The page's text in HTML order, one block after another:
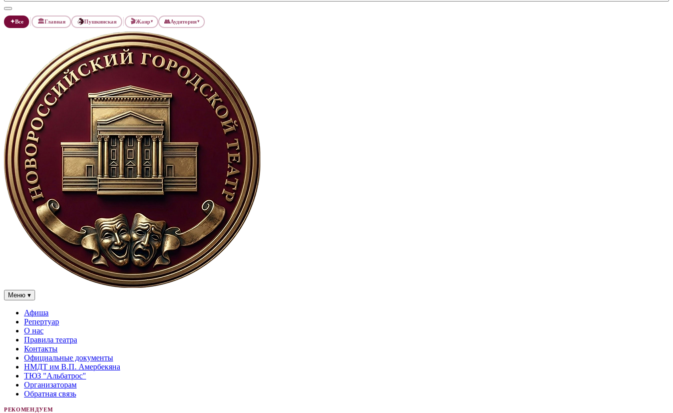
✦Все 🏛Главная Пушкинская 🎬Жанр▾ 👥Аудитория▾
Меню ▾
Афиша
Репертуар
О нас
Правила театра
Контакты
Официальные документы
НМДТ им В.П. Амербекяна
ТЮЗ "Альбатрос"
Организаторам
Обратная связь
РЕКОМЕНДУЕМ